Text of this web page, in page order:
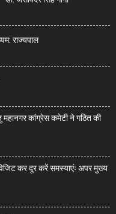
राज्यपाल
महानगर कांग्रेस कमेटी ने गठित की
कर दूर करें समस्याएंः अपर मुख्य